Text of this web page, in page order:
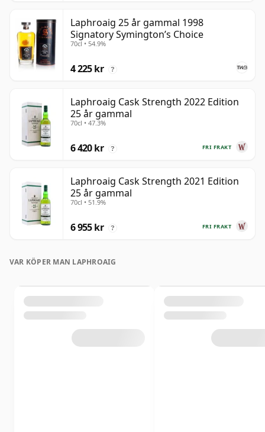
Laphroaig 25 år gammal 1998
Signatory Symington’s Choice
70cl • 54.9%
4 225 kr ?
Laphroaig Cask Strength 2022 Edition
25 år gammal
70cl • 47.3%
FRI FRAKT
6 420 kr ?
Laphroaig Cask Strength 2021 Edition
25 år gammal
70cl • 51.9%
FRI FRAKT
6 955 kr ?
VAR KÖPER MAN LAPHROAIG